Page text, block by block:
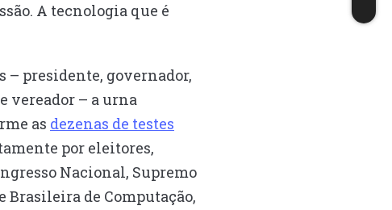
A tecnologia que é
– presidente, governador,
vereador – a urna
as dezenas de testes
por eleitores,
Nacional, Supremo
Brasileira de Computação,